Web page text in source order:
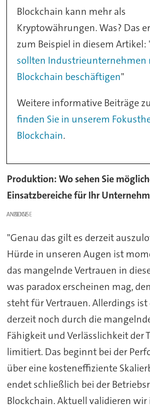
Blockchain kann mehr als
Kryptowährungen. Was? Das
zum Beispiel in diesem Artikel:
sollten Industrieunternehmen
Blockchain beschäftigen"
Weitere informative Beiträge
finden Sie in unserem
Blockchain.
Produktion: Wo sehen Sie
Einsatzbereiche für Ihr
ANZEIGE
"Genau das gilt es derzeit
Hürde in unseren Augen ist
das mangelnde Vertrauen in
was paradox erscheinen mag,
steht für Vertrauen. Allerdings ist
derzeit noch durch die
Fähigkeit und Verlässlichkeit der
limitiert. Das beginnt bei der
über eine kosteneffiziente
endet schließlich bei der
Blockchain. Aktuell validieren wir